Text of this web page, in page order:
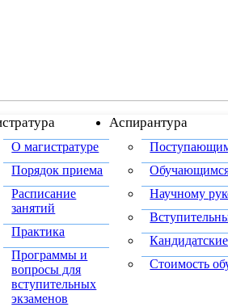
О магистратуре
Порядок приема
Расписание
занятий
Практика
Программы и
вопросы для
вступительных
экзаменов
Аспирантура
Научному
Стоимость